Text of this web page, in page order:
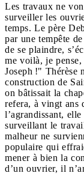
Les travaux ne
surveiller les
temps. Le père
par une tempête
de se plaindre,
me voilà, je
Joseph !" Thérèse
construction de
on bâtissait la
refera, à vingt ans
l’agrandissant,
surveillant le
malheur ne
populaire qui
mener à bien la
d’un ouvrier, il